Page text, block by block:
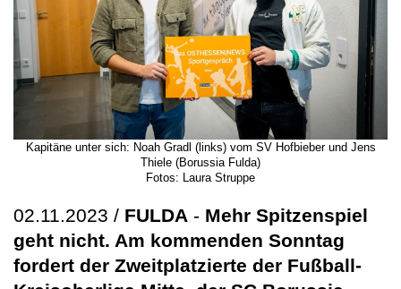
Kapitäne unter sich: Noah Gradl (links) vom SV Hofbieber und Jens
Thiele (Borussia Fulda)
Fotos: Laura Struppe
02.11.2023 / FULDA - Mehr Spitzenspiel
geht nicht. Am kommenden Sonntag
fordert der Zweitplatzierte der Fußball-